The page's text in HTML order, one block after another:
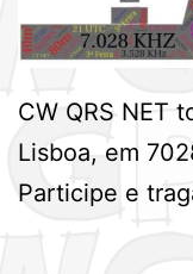
CW QRS NET
Lisboa, em
Participe e